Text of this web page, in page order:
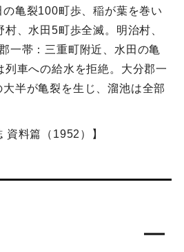
亀裂100町歩、稲が葉を巻い
、水田5町歩全滅。明治村、
一帯：三重町附近、水田の亀
列車への給水を拒絶。大分郡一
半が亀裂を生じ、溜池は全部
資料篇（1952）】